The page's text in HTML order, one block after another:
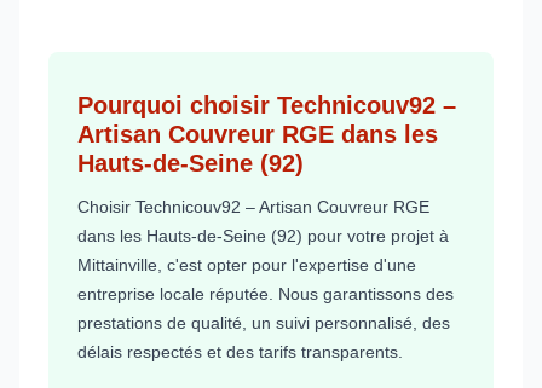
Pourquoi choisir Technicouv92 –
Artisan Couvreur RGE dans les
Hauts-de-Seine (92)
Choisir Technicouv92 – Artisan Couvreur RGE
dans les Hauts-de-Seine (92) pour votre projet à
Mittainville, c'est opter pour l'expertise d'une
entreprise locale réputée. Nous garantissons des
prestations de qualité, un suivi personnalisé, des
délais respectés et des tarifs transparents.